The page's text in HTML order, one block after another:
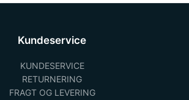
Kundeservice
KUNDESERVICE
RETURNERING
FRAGT OG LEVERING